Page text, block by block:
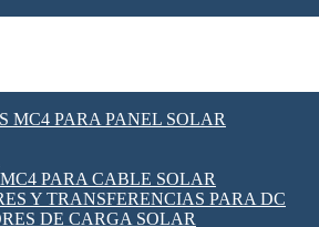
MC4 PARA PANEL SOLAR
PARA CABLE SOLAR
Y TRANSFERENCIAS PARA DC
DE CARGA SOLAR